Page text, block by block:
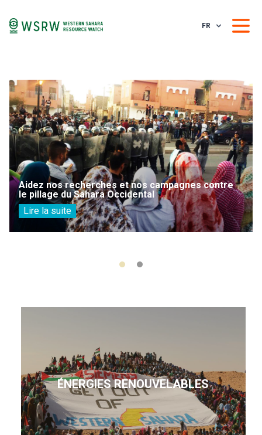
FR
Aidez nos recherches et nos campagnes contre
le pillage du Sahara Occidental
Lire la suite
ÉNERGIES RENOUVELABLES